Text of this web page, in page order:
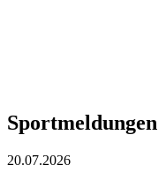
Sportmeldungen
20.07.2026